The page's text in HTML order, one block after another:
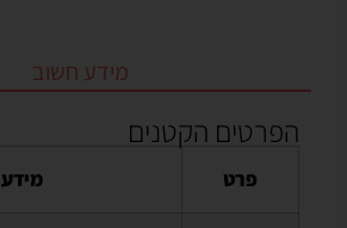
מידע חשוב
הפרטים הקטנים
פרט מידע